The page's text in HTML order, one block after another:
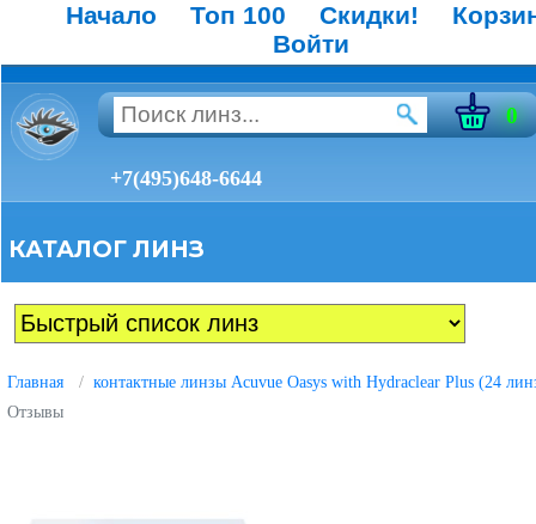
Начало Топ 100 Скидки!
Войти
0
+7(495)648-6644
КАТАЛОГ ЛИНЗ
Главная
контактные линзы Acuvue Oasys with Hydraclear Plus (24
Отзывы